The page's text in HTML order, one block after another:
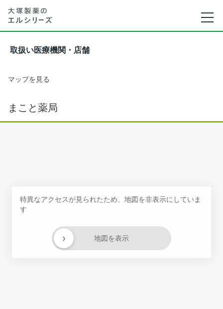
取扱い医療機関・店舗
マップを見る
まこと薬局
特異なアクセスが見られたため、地図を非表示にしていま
す
地図を表示
›